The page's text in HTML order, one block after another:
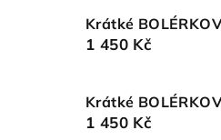
Krátké
1 450 Kč
Krátké
1 450 Kč